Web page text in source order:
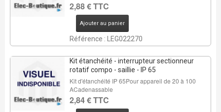
2,88 € TTC
Ajouter au panier
Référence : LEG022270
Kit étanchéité - interrupteur sectionneur
rotatif compo - saillie - IP 65
Kit d'étanchéité IP 65Pour appareil de 20 à 100
ACadenassable
2,84 € TTC